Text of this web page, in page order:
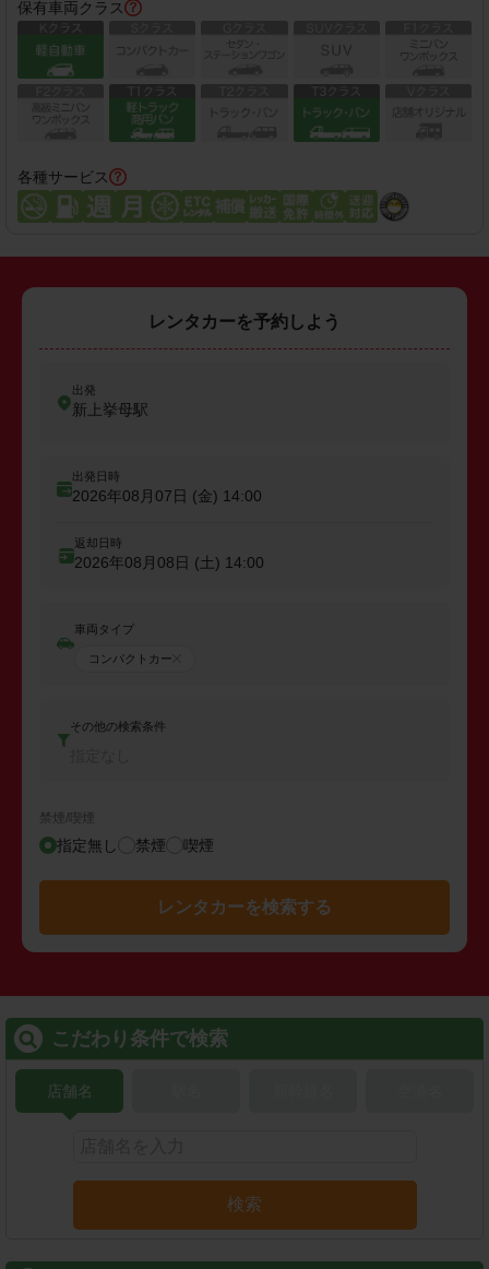
保有車両クラス
各種サービス
レンタカーを予約しよう
出発
新上挙母駅
出発日時
2026年08月07日 (金) 14:00
返却日時
2026年08月08日 (土) 14:00
車両タイプ
コンパクトカー
その他の検索条件
禁煙/喫煙
指定無し 禁煙 喫煙
レンタカーを検索する
こだわり条件で検索
店舗名
検索